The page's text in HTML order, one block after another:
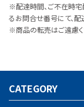
※配達時間、ご不在時宅
るお問合せ番号にて、配
※商品の転売はご遠慮く
CATEGORY